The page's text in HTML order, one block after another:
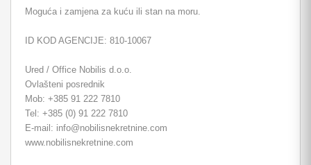
Moguća i zamjena za kuću ili stan na moru.
ID KOD AGENCIJE: 810-10067
Ured / Office Nobilis d.o.o.
Ovlašteni posrednik
Mob: +385 91 222 7810
Tel: +385 (0) 91 222 7810
E-mail: info@nobilisnekretnine.com
www.nobilisnekretnine.com